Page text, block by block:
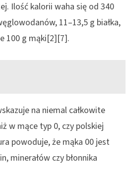
Ilość kalorii waha się od 340
11–13,5 g białka,
100 g mąki[2][7].
na niemal całkowite
w mące typ 0, czy polskiej
powoduje, że mąka 00 jest
minerałów czy błonnika